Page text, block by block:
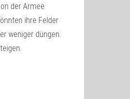
der Armee
ihre Felder
weniger düngen.